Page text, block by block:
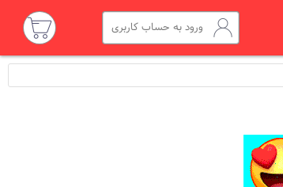
ورود به حساب کاربری